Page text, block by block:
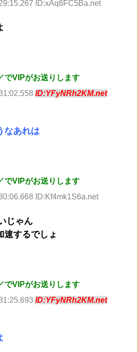
ID:xAq8FC5Ba.net
でVIPがお送りします
ID:YFyNRh2KM.net
なあれは
でVIPがお送りします
ID:Kf4mk1S6a.net
じゃん
速するでしょ
でVIPがお送りします
ID:YFyNRh2KM.net